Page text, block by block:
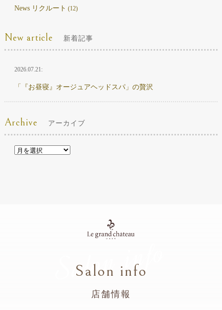
News リクルート (12)
New article 新着記事
2026.07.21:
「『お昼寝』オージュアヘッドスパ」の贅沢
Archive アーカイブ
Salon info
Salon info
店舗情報